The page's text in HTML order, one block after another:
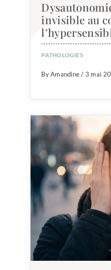
invisible au
PATHOLOGIES
By Amandine / 3 mai